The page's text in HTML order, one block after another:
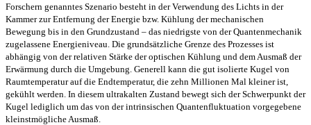
Forschern genanntes Szenario besteht in der Verwendung des Lichts in der
Kammer zur Entfernung der Energie bzw. Kühlung der mechanischen
Bewegung bis in den Grundzustand – das niedrigste von der Quantenmechanik
zugelassene Energieniveau. Die grundsätzliche Grenze des Prozesses ist
abhängig von der relativen Stärke der optischen Kühlung und dem Ausmaß der
Erwärmung durch die Umgebung. Generell kann die gut isolierte Kugel von
Raumtemperatur auf die Endtemperatur, die zehn Millionen Mal kleiner ist,
gekühlt werden. In diesem ultrakalten Zustand bewegt sich der Schwerpunkt der
Kugel lediglich um das von der intrinsischen Quantenfluktuation vorgegebene
kleinstmögliche Ausmaß.